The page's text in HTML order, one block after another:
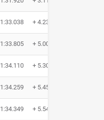
1:33.038 + 4.235
1:33.805 + 5.002
1:34.110 + 5.307
1:34.259 + 5.456
1:34.349 + 5.546